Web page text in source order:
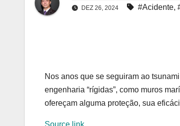
DEZ 26, 2024 #Acidente,
Nos anos que se seguiram ao
engenharia “rígidas”, como muros
ofereçam alguma proteção, sua